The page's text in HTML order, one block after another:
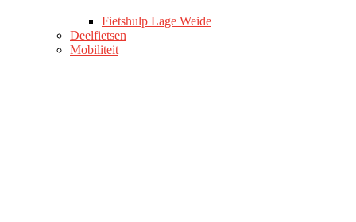
Fietshulp Lage Weide
Deelfietsen
Mobiliteit